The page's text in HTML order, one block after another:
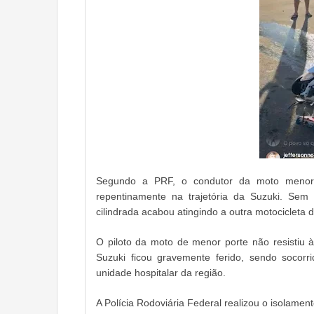
Segundo a PRF, o condutor da moto
repentinamente na trajetória da Suzuki.
cilindrada acabou atingindo a outra motocicleta
O piloto da moto de menor porte não resistiu
Suzuki ficou gravemente ferido, sendo
unidade hospitalar da região.
A Polícia Rodoviária Federal realizou o